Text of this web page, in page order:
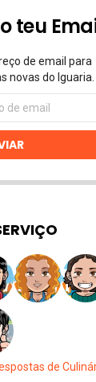
teu
de email para
novas do Iguaria.
de